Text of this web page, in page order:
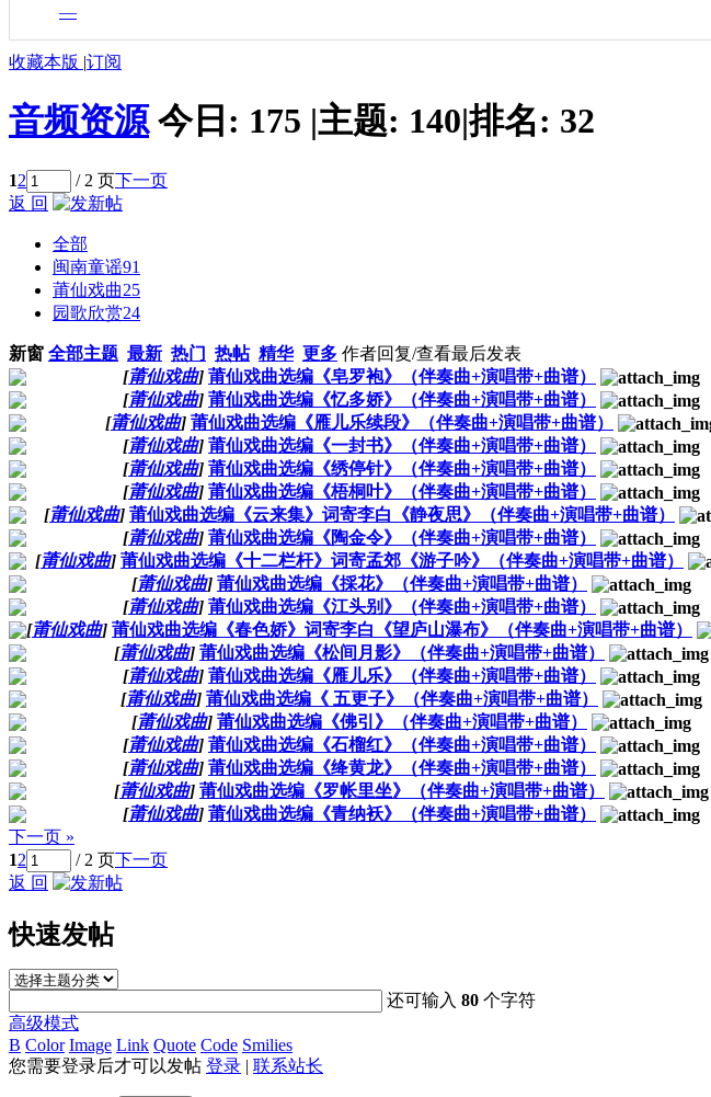
—
收藏本版 |订阅
音频资源 今日: 175 |主题: 140|排名: 32
12 / 2 页下一页
返 回
全部
闽南童谣91
莆仙戏曲25
园歌欣赏24
新窗 全部主题 最新 热门 热帖 精华 更多 作者回复/查看最后发表
[莆仙戏曲] 莆仙戏曲选编《皂罗袍》（伴奏曲+演唱带+曲谱）
[莆仙戏曲] 莆仙戏曲选编《忆多娇》（伴奏曲+演唱带+曲谱）
[莆仙戏曲] 莆仙戏曲选编《雁儿乐续段》（伴奏曲+演唱带+曲谱）
[莆仙戏曲] 莆仙戏曲选编《一封书》（伴奏曲+演唱带+曲谱）
[莆仙戏曲] 莆仙戏曲选编《绣停针》（伴奏曲+演唱带+曲谱）
[莆仙戏曲] 莆仙戏曲选编《梧桐叶》（伴奏曲+演唱带+曲谱）
[莆仙戏曲] 莆仙戏曲选编《云来集》词寄李白《静夜思》（伴奏曲+演唱带+曲谱）
[莆仙戏曲] 莆仙戏曲选编《陶金令》（伴奏曲+演唱带+曲谱）
[莆仙戏曲] 莆仙戏曲选编《十二栏杆》词寄孟郊《游子吟》（伴奏曲+演唱带+曲谱）
[莆仙戏曲] 莆仙戏曲选编《採花》（伴奏曲+演唱带+曲谱）
[莆仙戏曲] 莆仙戏曲选编《江头别》（伴奏曲+演唱带+曲谱）
[莆仙戏曲] 莆仙戏曲选编《春色娇》词寄李白《望庐山瀑布》（伴奏曲+演唱带+曲谱）
[莆仙戏曲] 莆仙戏曲选编《松间月影》（伴奏曲+演唱带+曲谱）
[莆仙戏曲] 莆仙戏曲选编《雁儿乐》（伴奏曲+演唱带+曲谱）
[莆仙戏曲] 莆仙戏曲选编《 五更子》（伴奏曲+演唱带+曲谱）
[莆仙戏曲] 莆仙戏曲选编《佛引》（伴奏曲+演唱带+曲谱）
[莆仙戏曲] 莆仙戏曲选编《石榴红》（伴奏曲+演唱带+曲谱）
[莆仙戏曲] 莆仙戏曲选编《绛黄龙》（伴奏曲+演唱带+曲谱）
[莆仙戏曲] 莆仙戏曲选编《罗帐里坐》（伴奏曲+演唱带+曲谱）
[莆仙戏曲] 莆仙戏曲选编《青纳袄》（伴奏曲+演唱带+曲谱）
下一页 »
12 / 2 页下一页
返 回
快速发帖
还可输入80 个字符
高级模式
B Color Image Link Quote Code Smilies
您需要登录后才可以发帖 登录 | 联系站长